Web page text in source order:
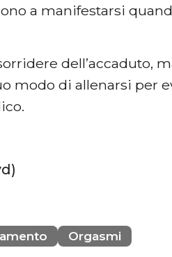
a manifestarsi
dell’accaduto,
modo di allenarsi per
Orgasmi